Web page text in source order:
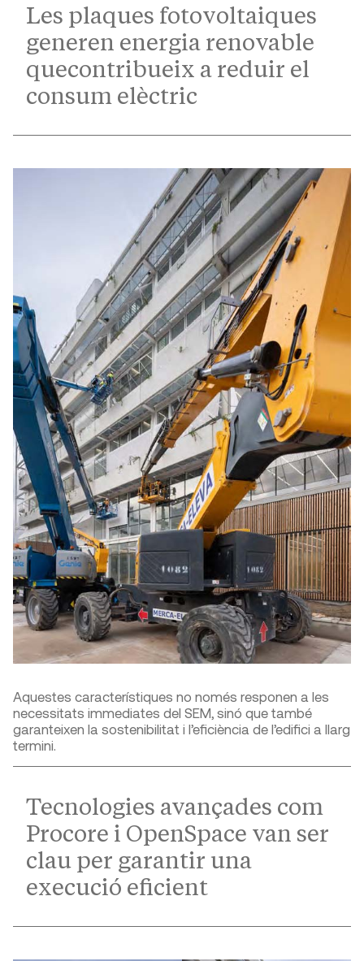
Les plaques fotovoltaiques
generen energia renovable
quecontribueix a reduir el
consum elèctric
Aquestes característiques no només responen a les
necessitats immediates del SEM, sinó que també
garanteixen la sostenibilitat i l’eficiència de l’edifici a llarg
termini.
Tecnologies avançades com
Procore i OpenSpace van ser
clau per garantir una
execució eficient